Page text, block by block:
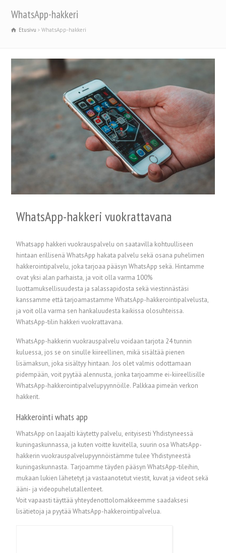
WhatsApp-hakkeri
Etusivu WhatsApp-hakkeri
WhatsApp-hakkeri vuokrattavana
Whatsapp hakkeri vuokrauspalvelu on saatavilla kohtuulliseen
hintaan erillisenä WhatsApp hakata palvelu sekä osana puhelimen
hakkerointipalvelu, joka tarjoaa pääsyn WhatsApp sekä. Hintamme
ovat yksi alan parhaista, ja voit olla varma 100%
luottamuksellisuudesta ja salassapidosta sekä viestinnästäsi
kanssamme että tarjoamastamme WhatsApp-hakkerointipalvelusta,
ja voit olla varma sen hankaluudesta kaikissa olosuhteissa.
WhatsApp-tilin hakkeri vuokrattavana.
WhatsApp-hakkerin vuokrauspalvelu voidaan tarjota 24 tunnin
kuluessa, jos se on sinulle kiireellinen, mikä sisältää pienen
lisämaksun, joka sisältyy hintaan. Jos olet valmis odottamaan
pidempään, voit pyytää alennusta, jonka tarjoamme ei-kiireellisille
WhatsApp-hakkerointipalvelupyynnöille. Palkkaa pimeän verkon
hakkerit.
Hakkerointi whats app
WhatsApp on laajalti käytetty palvelu, erityisesti Yhdistyneessä
kuningaskunnassa, ja kuten voitte kuvitella, suurin osa WhatsApp-
hakkerin vuokrauspalvelupyynnöistämme tulee Yhdistyneestä
kuningaskunnasta. Tarjoamme täyden pääsyn WhatsApp-tileihin,
mukaan lukien lähetetyt ja vastaanotetut viestit, kuvat ja videot sekä
ääni- ja videopuhelutallenteet.
Voit vapaasti täyttää yhteydenottolomakkeemme saadaksesi
lisätietoja ja pyytää WhatsApp-hakkerointipalvelua.